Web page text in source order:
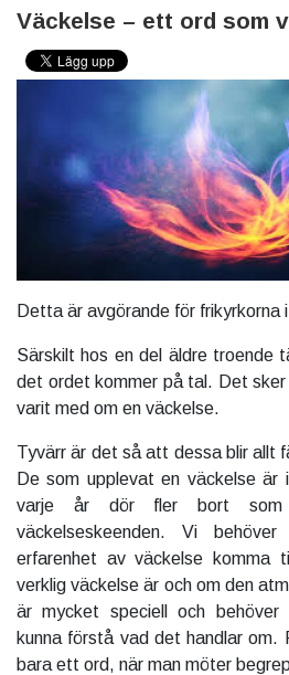
Väckelse – ett ord som
Detta är avgörande för frikyrkorna
Särskilt hos en del äldre troende
det ordet kommer på tal. Det sker
varit med om en väckelse.
Tyvärr är det så att dessa blir allt
De som upplevat en väckelse är
varje år dör fler bort
väckelseskeenden. Vi
erfarenhet av väckelse komma
verklig väckelse är och om den
är mycket speciell och
kunna förstå vad det handlar
bara ett ord, när man möter